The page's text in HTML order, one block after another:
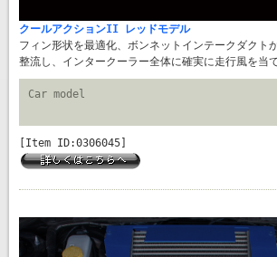
クールアクションII レッドモデル
フィン形状を最適化、ボンネットインテークダクト
整流し、インタークーラー全体に確実に走行風を当て
Car model
[Item ID:0306045]